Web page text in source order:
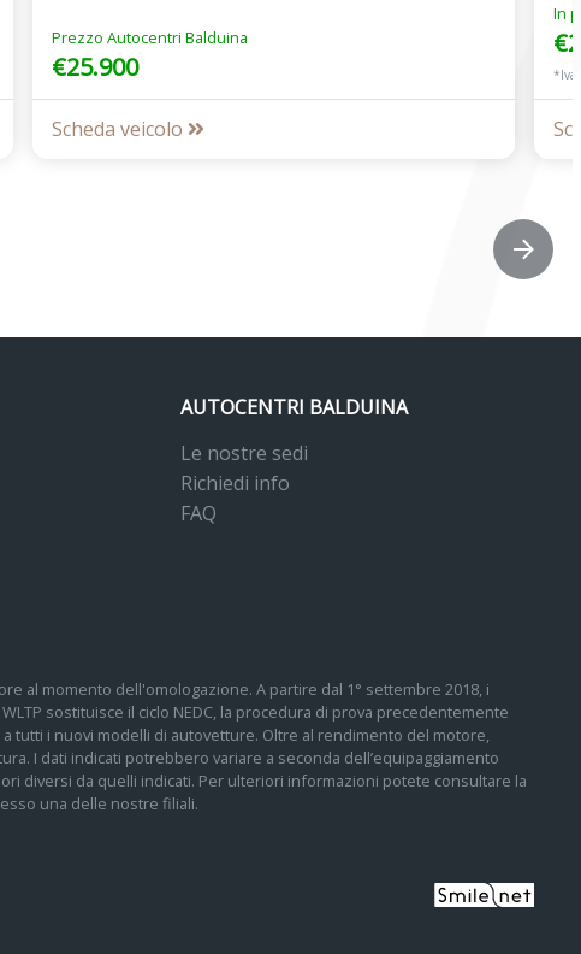
Prezzo Autocentri Balduina
€25.900
Scheda veicolo
In
*Iva
AUTOCENTRI BALDUINA
Le nostre sedi
Richiedi info
FAQ
al momento dell'omologazione. A partire dal 1° settembre 2018, i
sostituisce il ciclo NEDC, la procedura di prova precedentemente
tutti i nuovi modelli di autovetture. Oltre al rendimento del motore,
I dati indicati potrebbero variare a seconda dell’equipaggiamento
diversi da quelli indicati. Per ulteriori informazioni potete consultare la
una delle nostre filiali.